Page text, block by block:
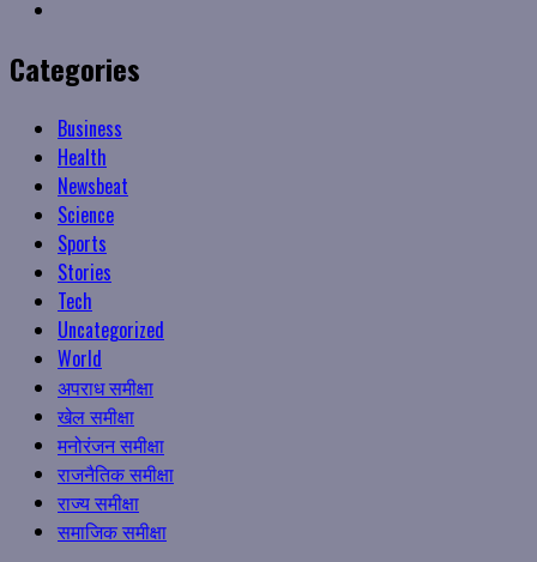
Categories
Business
Health
Newsbeat
Science
Sports
Stories
Tech
Uncategorized
World
अपराध समीक्षा
खेल समीक्षा
मनोरंजन समीक्षा
राजनैतिक समीक्षा
राज्य समीक्षा
समाजिक समीक्षा